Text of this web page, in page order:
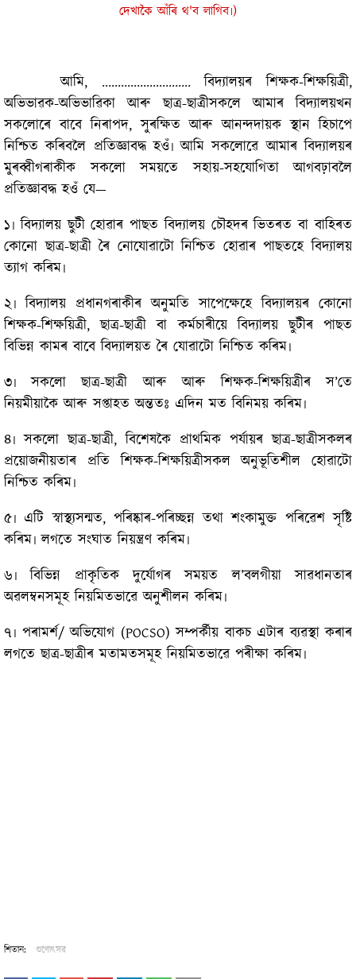
দেখাকৈ আঁৰি‍ থ'ব লাগিব৷)
আমি, ............................ বিদ্যালয়ৰ শিক্ষক-শিক্ষয়িত্ৰী,
অভিভাৱক-অভিভাৱিকা আৰু ছাত্ৰ-ছাত্ৰীসকলে আমাৰ বিদ্যালয়খন
সকলোৰে বাবে নিৰাপদ, সুৰক্ষিত আৰু আনন্দদায়ক স্থান হিচাপে
নিশ্চিত কৰিবলৈ প্ৰতিজ্ঞাবদ্ধ হওঁ৷ আমি সকলোৱে আমাৰ বিদ্যালয়ৰ
মুৰব্বীগৰাকীক সকলো সময়তে সহায়-সহযোগিতা আগবঢ়াবলৈ
প্ৰতিজ্ঞাবদ্ধ হওঁ যে—
১৷ বিদ্যালয় ছুটী হোৱাৰ পাছত বিদ্যালয় চৌহদৰ ভিতৰত বা বাহিৰত
কোনো ছাত্ৰ-ছাত্ৰী ৰৈ নোযোৱাটো নিশ্চিত হোৱাৰ পাছতহে বিদ্যালয়
ত্যাগ কৰিম৷
২৷ বিদ্যালয় প্ৰধানগৰাকীৰ অনুমতি সাপেক্ষেহে বিদ্যালয়ৰ কোনো
শিক্ষক-শিক্ষয়িত্ৰী, ছাত্ৰ-ছাত্ৰী বা কৰ্মচাৰীয়ে বিদ্যালয় ছুটীৰ পাছত
বিভিন্ন কামৰ বাবে বিদ্যালয়ত ৰৈ যোৱাটো নিশ্চিত কৰিম৷
৩৷ সকলো ছাত্ৰ-ছাত্ৰী আৰু আৰু শিক্ষক-শিক্ষয়িত্ৰীৰ স’তে
নিয়মীয়াকৈ আৰু সপ্তাহত অন্ততঃ এদিন মত বিনিময় কৰিম৷
৪৷ সকলো ছাত্ৰ-ছাত্ৰী, বিশেষকৈ প্ৰাথমিক পৰ্যায়ৰ ছাত্ৰ-ছাত্ৰীসকলৰ
প্ৰয়োজনীয়তাৰ প্ৰতি শিক্ষক-শিক্ষয়িত্ৰীসকল অনুভূতিশীল হোৱাটো
নিশ্চিত কৰিম৷
৫৷ এটি স্বাস্থ্যসন্মত, পৰিষ্কাৰ-পৰিচ্ছন্ন তথা শংকামুক্ত পৰিৱেশ সৃষ্টি
কৰিম৷ লগতে সংঘাত নিয়ন্ত্ৰণ কৰিম৷
৬৷ বিভিন্ন প্ৰাকৃতিক দুৰ্যোগৰ সময়ত ল’বলগীয়া সাৱধানতাৰ
অৱলম্বনসমূহ নিয়মিতভাৱে অনুশীলন কৰিম৷
৭৷ পৰামৰ্শ/ অভিযোগ (POCSO) সম্পৰ্কীয় বাকচ এটাৰ ব্যৱস্থা কৰাৰ
লগতে ছাত্ৰ-ছাত্ৰীৰ মতামতসমূহ নিয়মিতভাৱে পৰীক্ষা কৰিম৷
শিতান: গুণোৎসৱ